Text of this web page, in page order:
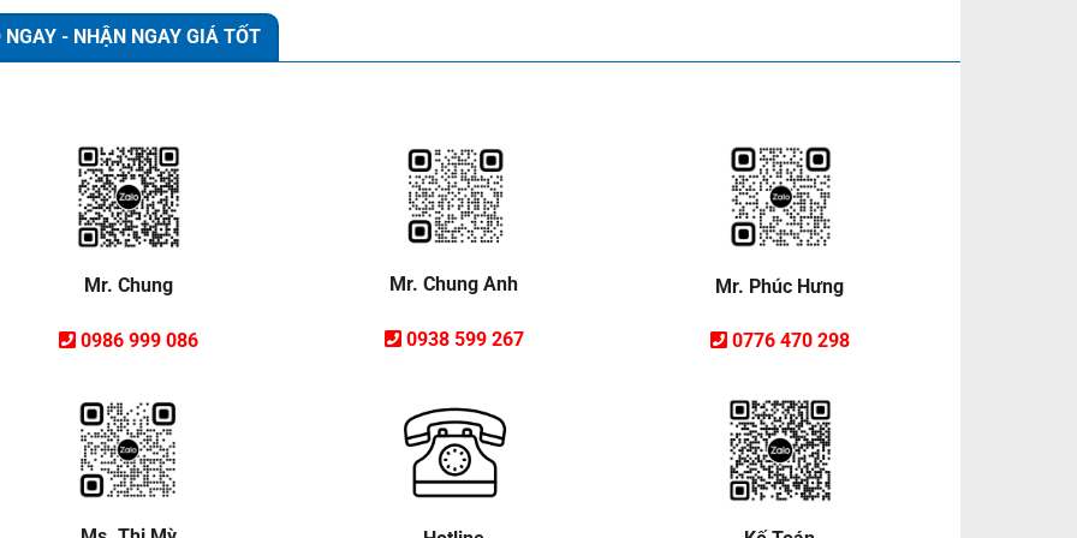
NGAY - NHẬN NGAY GIÁ TỐT
Mr. Chung
0986 999 086
Mr. Chung Anh
0938 599 267
Mr. Phúc Hưng
0776 470 298